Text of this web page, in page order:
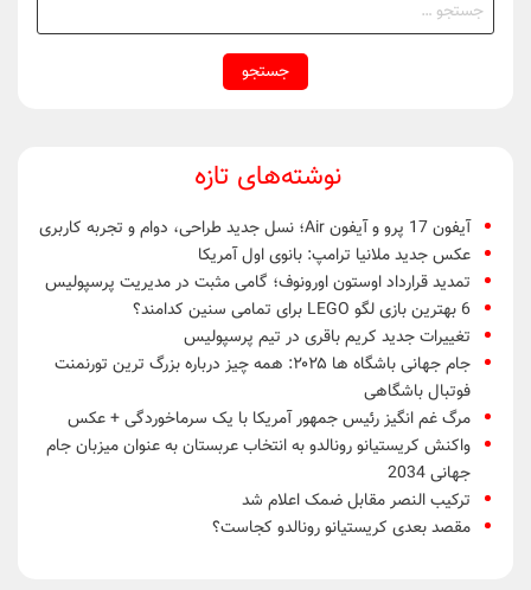
برای:
نوشته‌های تازه
آیفون 17 پرو و آیفون Air؛ نسل جدید طراحی، دوام و تجربه کاربری
عکس جدید ملانیا ترامپ: بانوی اول آمریکا
تمدید قرارداد اوستون اورونوف؛ گامی مثبت در مدیریت پرسپولیس
6 بهترین بازی لگو LEGO برای تمامی سنین کدامند؟
تغییرات جدید کریم باقری در تیم پرسپولیس
جام جهانی باشگاه ها ۲۰۲۵: همه چیز درباره بزرگ ترین تورنمنت
فوتبال باشگاهی
مرگ غم انگیز رئیس جمهور آمریکا با یک سرماخوردگی + عکس
واکنش کریستیانو رونالدو به انتخاب عربستان به عنوان میزبان جام
جهانی 2034
ترکیب النصر مقابل ضمک اعلام شد
مقصد بعدی کریستیانو رونالدو کجاست؟